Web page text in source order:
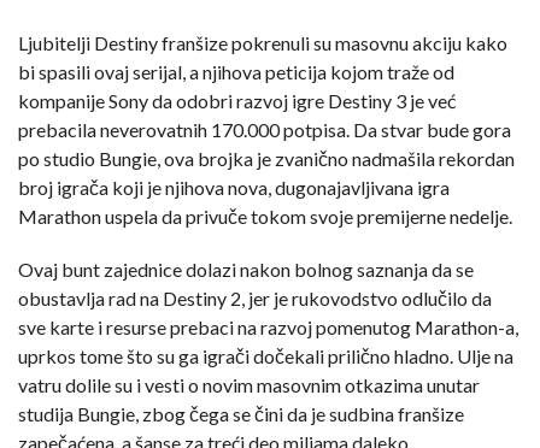
Ljubitelji Destiny franšize pokrenuli su masovnu akciju kako
bi spasili ovaj serijal, a njihova peticija kojom traže od
kompanije Sony da odobri razvoj igre Destiny 3 je već
prebacila neverovatnih 170.000 potpisa. Da stvar bude gora
po studio Bungie, ova brojka je zvanično nadmašila rekordan
broj igrača koji je njihova nova, dugonajavljivana igra
Marathon uspela da privuče tokom svoje premijerne nedelje.
Ovaj bunt zajednice dolazi nakon bolnog saznanja da se
obustavlja rad na Destiny 2, jer je rukovodstvo odlučilo da
sve karte i resurse prebaci na razvoj pomenutog Marathon-a,
uprkos tome što su ga igrači dočekali prilično hladno. Ulje na
vatru dolile su i vesti o novim masovnim otkazima unutar
studija Bungie, zbog čega se čini da je sudbina franšize
zapečaćena, a šanse za treći deo miljama daleko.